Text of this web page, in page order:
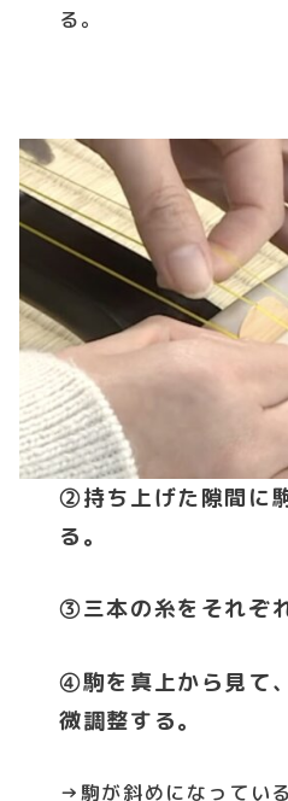
る
②持ち上げた隙間に
る。
③三本の糸をそれぞ
④駒を真上から見て
微調整する。
→駒が斜めになってい